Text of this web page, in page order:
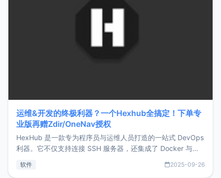
运维&开发的终极利器？一个Hexhub全搞定！下单专
业版再赠Zdir/OneNav授权
HexHub 是一款专为程序员与运维人员打造的一站式 DevOps
利器。它不仅支持连接 SSH 服务器，还集成了 Docker 与常
件间频繁切换，仅凭 HexHub 即可同时搞定运维与数据库操
软件 2025-09-26